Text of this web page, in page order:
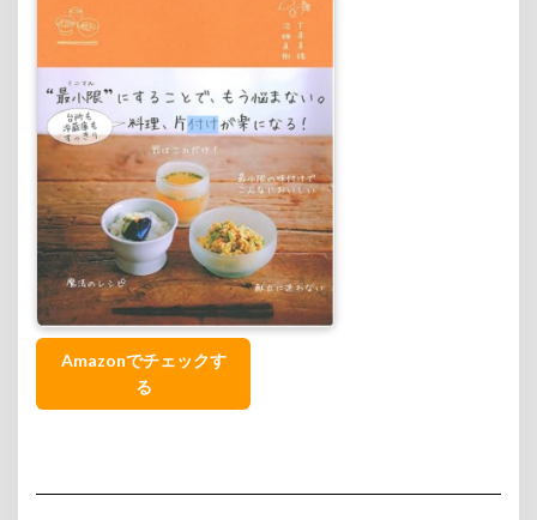
Amazonでチェックす
る